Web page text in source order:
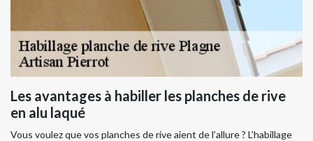
Les avantages à habiller les planches de rive
en alu laqué
Vous voulez que vos planches de rive aient de l’allure ? L’habillage